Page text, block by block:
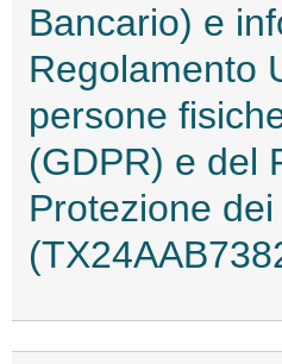
Bancario) e
Regolamento
persone
(GDPR) e del
Protezione